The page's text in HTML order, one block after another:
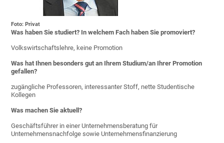
Foto: Privat
Was haben Sie studiert? In welchem Fach haben Sie promoviert?
Volkswirtschaftslehre, keine Promotion
Was hat Ihnen besonders gut an Ihrem Studium/an Ihrer Promotion
gefallen?
zugängliche Professoren, interessanter Stoff, nette Studentische
Kollegen
Was machen Sie aktuell?
Geschäftsführer in einer Unternehmensberatung für
Unternehmensnachfolge sowie Unternehmensfinanzierung